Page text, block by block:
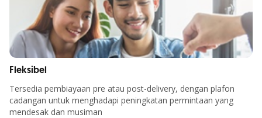
Fleksibel
Tersedia pembiayaan pre atau post-delivery, dengan plafon
cadangan untuk menghadapi peningkatan permintaan yang
mendesak dan musiman